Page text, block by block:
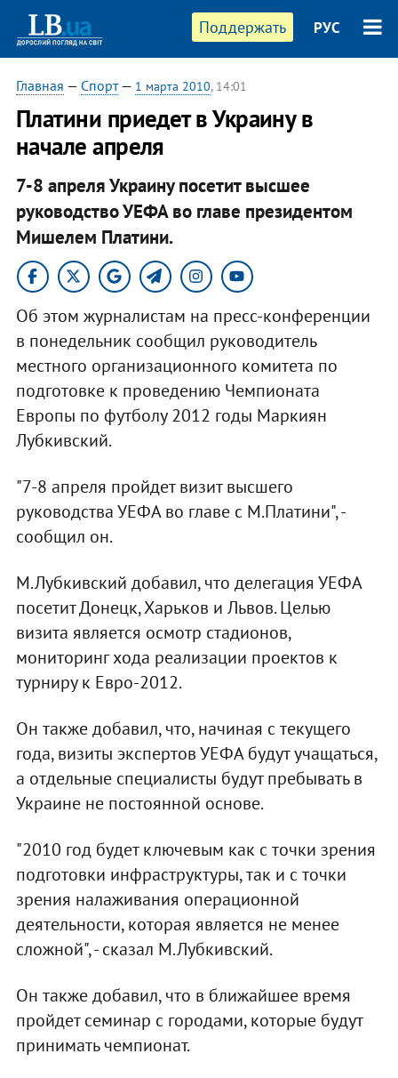
Поддержать РУС
Главная — Спорт— 1 марта 2010, 14:01
Платини приедет в Украину в
начале апреля
7-8 апреля Украину посетит высшее
руководство УЕФА во главе президентом
Мишелем Платини.
Об этом журналистам на пресс-конференции
в понедельник сообщил руководитель
местного организационного комитета по
подготовке к проведению Чемпионата
Европы по футболу 2012 годы Маркиян
Лубкивский.
"7-8 апреля пройдет визит высшего
руководства УЕФА во главе с М.Платини", -
сообщил он.
М.Лубкивский добавил, что делегация УЕФА
посетит Донецк, Харьков и Львов. Целью
визита является осмотр стадионов,
мониторинг хода реализации проектов к
турниру к Евро-2012.
Он также добавил, что, начиная с текущего
года, визиты экспертов УЕФА будут учащаться,
а отдельные специалисты будут пребывать в
Украине не постоянной основе.
"2010 год будет ключевым как с точки зрения
подготовки инфраструктуры, так и с точки
зрения налаживания операционной
деятельности, которая является не менее
сложной", - сказал М.Лубкивский.
Он также добавил, что в ближайшее время
пройдет семинар с городами, которые будут
принимать чемпионат.